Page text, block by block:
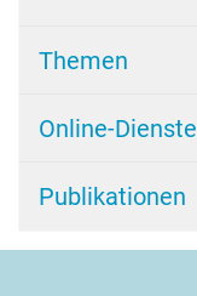
Themen
Online-Dienste
Publikationen